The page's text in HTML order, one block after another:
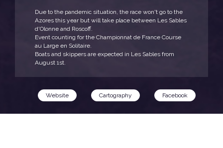
Due to the pandemic situation, the race won't go to the
Azores this year but will take place between Les Sables
d'Olonne and Roscoff.
Event counting for the Championnat de France Course
au Large en Solitaire.
Boats and skippers are expected in Les Sables from
August 1st.
Website Cartography Facebook